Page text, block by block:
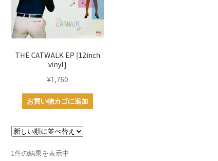
THE CATWALK EP [12inch
vinyl]
¥1,760
お買い物カゴに追加
1件の結果を表示中